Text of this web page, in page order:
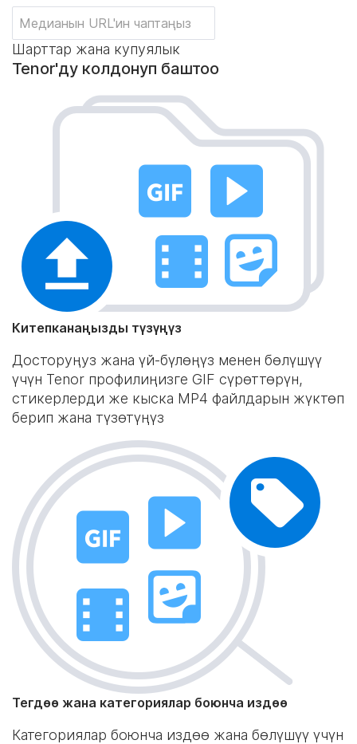
Шарттар жана купуялык
Tenor'ду колдонуп баштоо
Китепканаңызды түзүңүз
Досторуңуз жана үй-бүлөңүз менен бөлүшүү
үчүн Tenor профилиңизге GIF сүрөттөрүн,
стикерлерди же кыска MP4 файлдарын жүктөп
берип жана түзөтүңүз
Тегдөө жана категориялар боюнча издөө
Категориялар боюнча издөө жана бөлүшүү үчүн